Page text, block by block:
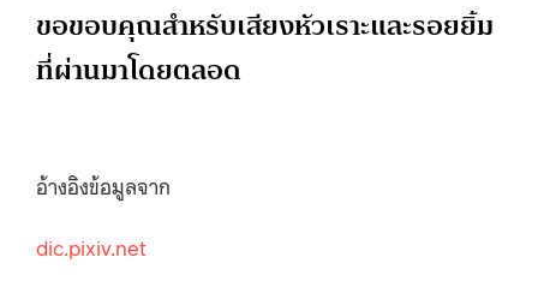
ขอขอบคุณสำหรับเสียงหัวเราะและรอยยิ้ม
ที่ผ่านมาโดยตลอด
อ้างอิงข้อมูลจาก
dic.pixiv.net